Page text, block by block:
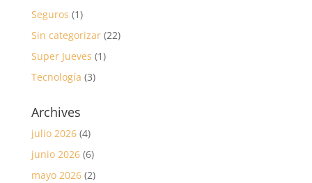
Seguros (1)
Sin categorizar(22)
Super Jueves (1)
Tecnología (3)
Archives
julio 2026(4)
junio 2026(6)
mayo 2026(2)